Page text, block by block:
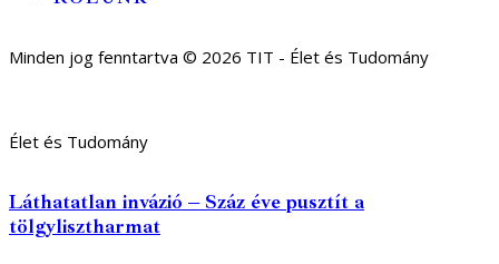
Minden jog fenntartva © 2026 TIT - Élet és Tudomány
Élet és Tudomány
Láthatatlan invázió – Száz éve pusztít a
tölgylisztharmat